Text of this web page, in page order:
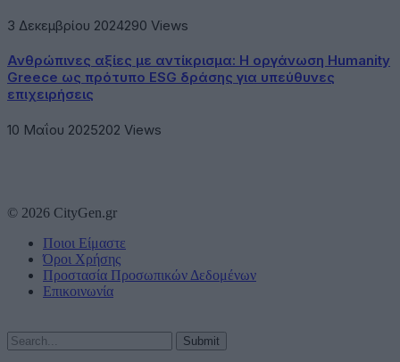
3 Δεκεμβρίου 2024290 Views
Ανθρώπινες αξίες με αντίκρισμα: Η οργάνωση Humanity
Greece ως πρότυπο ESG δράσης για υπεύθυνες
επιχειρήσεις
10 Μαΐου 2025202 Views
© 2026 CityGen.gr
Ποιοι Είμαστε
Όροι Χρήσης
Προστασία Προσωπικών Δεδομένων
Επικοινωνία
Submit